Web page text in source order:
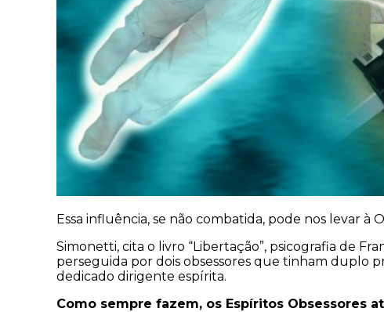
Essa influência, se não combatida, pode nos levar à
Simonetti, cita o livro “Libertação”, psicografia de
perseguida por dois obsessores que tinham duplo
dedicado dirigente espírita.
Como sempre fazem, os Espíritos Obsessores